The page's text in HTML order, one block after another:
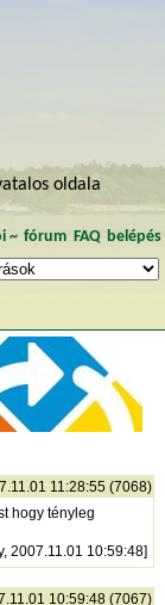
oldala
~ fórum FAQ belépés
11:28:55 (7068)
hogy tényleg
2007.11.01 10:59:48]
10:59:48 (7067)